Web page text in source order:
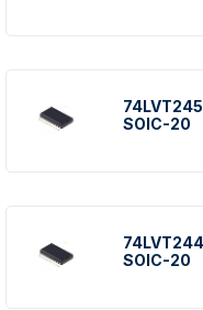
SOIC-20
SOIC-20